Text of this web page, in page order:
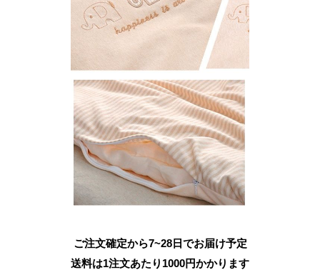
ご注文確定から7~28日でお届け予定
送料は1注文あたり 1000円かかります